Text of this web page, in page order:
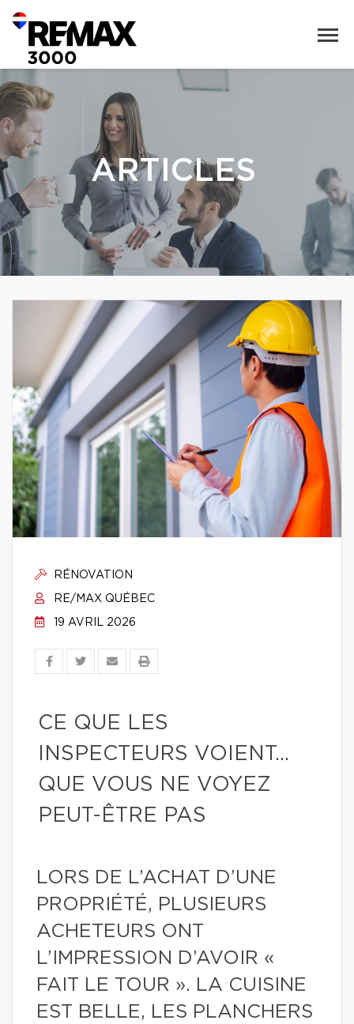
ARTICLES
RÉNOVATION
RE/MAX QUÉBEC
19 AVRIL 2026
CE QUE LES
INSPECTEURS VOIENT…
QUE VOUS NE VOYEZ
PEUT-ÊTRE PAS
LORS DE L’ACHAT D’UNE
PROPRIÉTÉ, PLUSIEURS
ACHETEURS ONT
L’IMPRESSION D’AVOIR «
FAIT LE TOUR ». LA CUISINE
EST BELLE, LES PLANCHERS